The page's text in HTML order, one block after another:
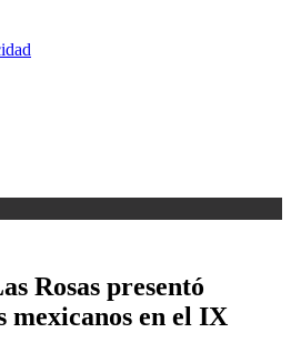
Rosas presentó
mexicanos en el IX